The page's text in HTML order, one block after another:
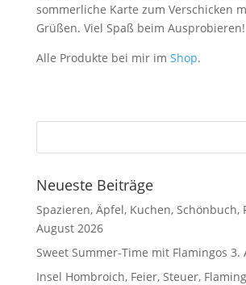
sommerliche Karte zum Verschicken
Grüßen. Viel Spaß beim Ausprobieren!
Alle Produkte bei mir im Shop.
Neueste Beiträge
Spazieren, Äpfel, Kuchen, Schönbuch,
August 2026
Sweet Summer-Time mit Flamingos 3.
Insel Hombroich, Feier, Steuer,